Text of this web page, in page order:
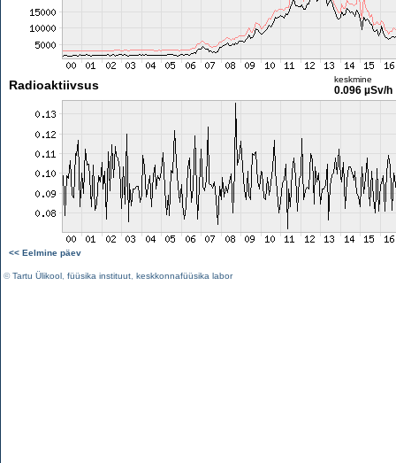
Radioaktiivsus keskmine
0.096 µSv/h
<< Eelmine päev
©Tartu Ülikool füüsika instituut keskkonnafüüsika labor